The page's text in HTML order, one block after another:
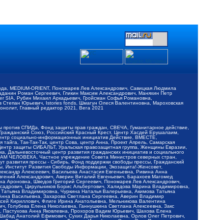
MEDIUM-ORIENT, Пономарев Лев Александрович, Савицкая Людмила
Роман Сергеевич, Гликин Максим Александрович, Маняхин Петр
Рубин Михаил Аркадьевич, Гройсман Софья Романовна,
Юрьевич, Istories fonds, Шмагун Олеся Валентиновна, Мароховская
Главный редактор 2021, Вега 2021
СПИДа, Фонд защиты прав граждан, СВЕЧА, Гуманитарное действие,
Союз, Российский Красный Крест, Центр Хасдей Ерушалаим,
социально-информационных инициатив Действие, ВМЕСТЕ,
Так-Так-Так, центр Сова, центр Анна, Проект Апрель, Самарская
защиты СИБАЛЬТ, Уральская правозащитная группа, Женщины Евразии,
Дальневосточный центр развития гражданских инициатив и социального
ЧЕЛОВЕКА, Частное учреждение Совета Министров северных стран,
прессы - Сибирь, Фонд поддержки свободы прессы, Гражданский
Институт Развития Свободы Информации, Экозащита!-Женсовет,
Алексеевич, Васильева Анастасия Евгеньевна, Ривина Анна
Александрович, Аверин Виталий Евгеньевич, Барахоев Магомед
Шведов Григорий Сергеевич, Пономарев Лев Александрович,
Цирульников Борис Альбертович, Халидова Марина Владимировна,
Владимировна, Чуркина Наталья Валерьевна, Акимова Татьяна
Васильевна, Захарова Светлана Сергеевна, Аверин Владимир
Кириллович, Флиге Ирина Анатольевна, Мельникова Валентина
Елена Николаевна, Ганнушкина Светлана Алексеевна, Закс
Анна Яковлевна, Прохоров Вадим Юрьевич, Шахова Елена
Анатолий Ефимович, Сухих Дарья Николаевна, Орлов Олег Петрович,